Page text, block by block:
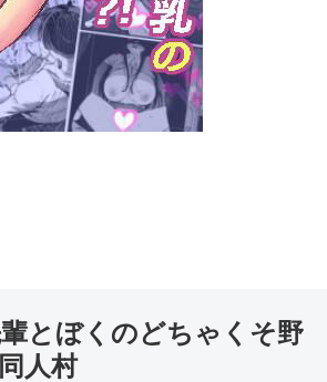
とぼくのどちゃくそ野
人村